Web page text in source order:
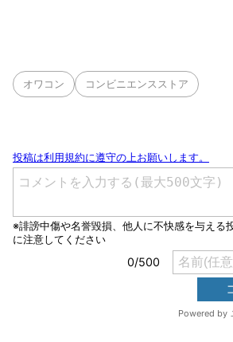
オワコン コンビニエンスストア